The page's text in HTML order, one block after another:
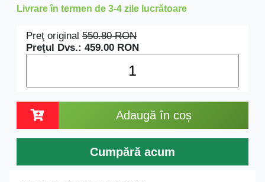
Livrare în termen de 3-4 zile lucrătoare
Preţ original 550.80RON
Preţul Dvs.: 459.00 RON
Adaugă în coș
Cumpără acum